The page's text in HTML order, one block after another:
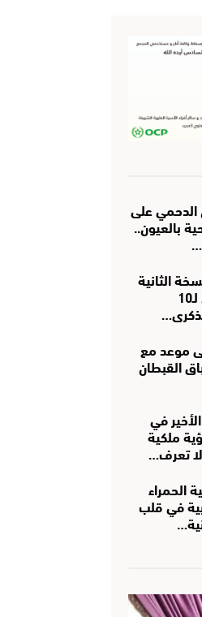
على
بالعيون..
الثانية
من السباق الدولي لـ10
موعد مع
القبطان
في
ملكية
تعرف…
الحمراء
في قلب